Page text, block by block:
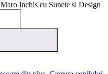
Inchis cu Sunete si Design